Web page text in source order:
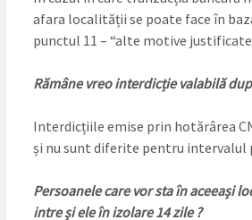
afara localității se poate face în
punctul 11 – “alte motive
Rămâne vreo interdicție valabilă
Interdicțiile emise prin hotărârea
și nu sunt diferite pentru intervalul
Persoanele care vor sta în aceeași
intre și ele în izolare 14 zile ?